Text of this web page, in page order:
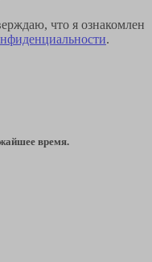
что я ознакомлен
.
время.